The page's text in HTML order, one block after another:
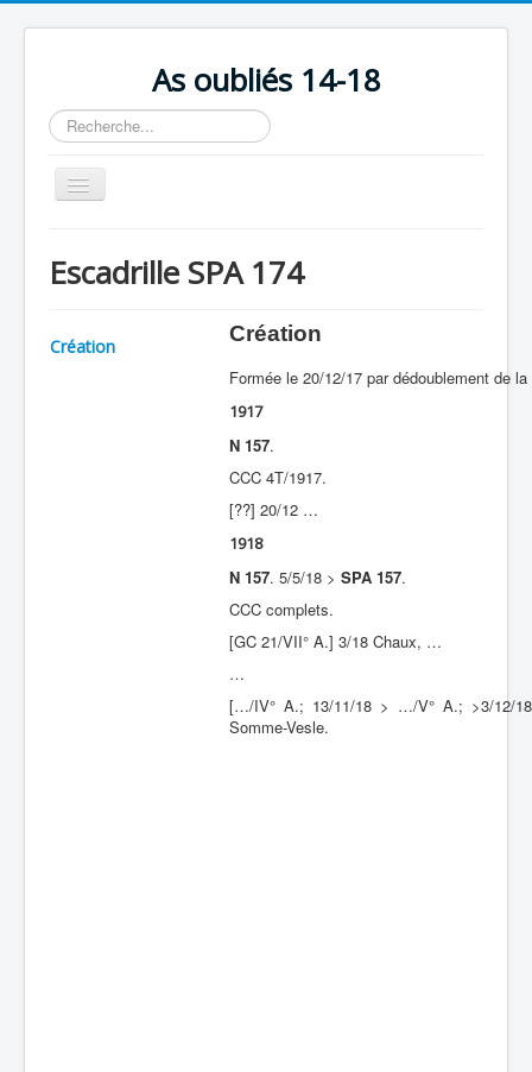
As oubliés 14-18
Rechercher
Basculer
la
Chronologie
Escadrille SPA 174
Création
Création
Formée le 20/12/17 par dédoublement de la
1917
N 157.
CCC 4T/1917.
[??] 20/12 …
1918
N 157. 5/5/18 > SPA 157.
CCC complets.
[GC 21/VII° A.] 3/18 Chaux, …
…
[…/IV° A.; 13/11/18 > …/V° A.; >3/12/
Somme-Vesle.